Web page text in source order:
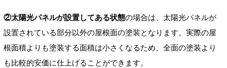
②太陽光パネルが設置してある状態の場合は、太陽光パネルが
設置されている部分以外の屋根面の塗装となります。実際の屋
根面積よりも塗装する面積は小さくなるため、全面の塗装より
も比較的安価に仕上げることができます。